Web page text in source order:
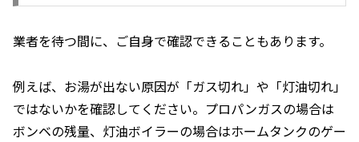
業者を待つ間に、ご自身で確認できることもあります。
例えば、お湯が出ない原因が「ガス切れ」や「灯油切れ」
ではないかを確認してください。プロパンガスの場合は
ボンベの残量、灯油ボイラーの場合はホームタンクのゲー